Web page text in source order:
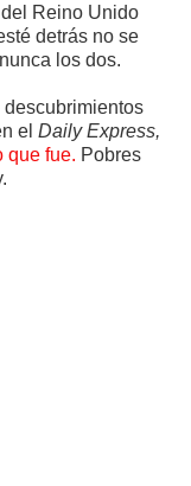
Reino Unido
detrás no se
los dos.
descubrimientos
el Daily Express,
que fue. Pobres